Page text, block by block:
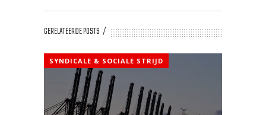
GERELATEERDE POSTS
SYNDICALE & SOCIALE STRIJD